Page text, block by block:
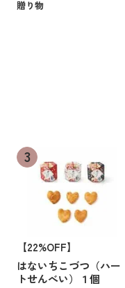
贈り物
【22%OFF】
はないちこづつ（ハー
トせんべい）１個